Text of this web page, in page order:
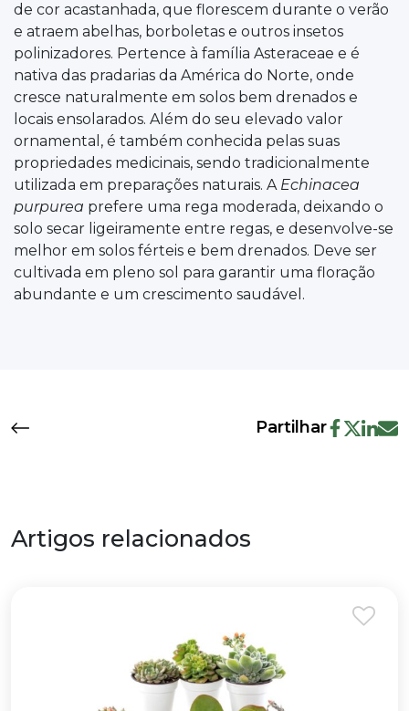
de cor acastanhada, que florescem durante o verão
e atraem abelhas, borboletas e outros insetos
polinizadores. Pertence à família Asteraceae e é
nativa das pradarias da América do Norte, onde
cresce naturalmente em solos bem drenados e
locais ensolarados. Além do seu elevado valor
ornamental, é também conhecida pelas suas
propriedades medicinais, sendo tradicionalmente
utilizada em preparações naturais. A Echinacea
purpurea prefere uma rega moderada, deixando o
solo secar ligeiramente entre regas, e desenvolve-se
melhor em solos férteis e bem drenados. Deve ser
cultivada em pleno sol para garantir uma floração
abundante e um crescimento saudável.
Partilhar
Artigos relacionados